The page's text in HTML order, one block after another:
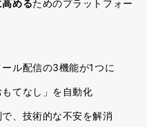
めるためのプラットフォー
ル配信の3機能が1つに
てなし」を自動化
、技術的な不安を解消